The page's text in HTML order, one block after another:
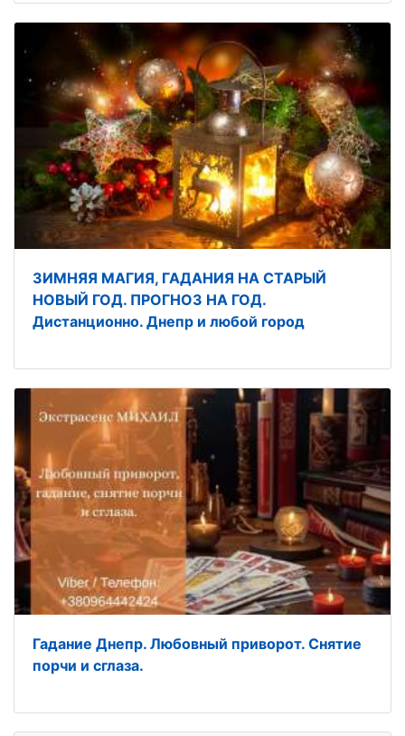
ЗИМНЯЯ МАГИЯ, ГАДАНИЯ НА СТАРЫЙ
НОВЫЙ ГОД. ПРОГНОЗ НА ГОД.
Дистанционно. Днепр и любой город
Гадание Днепр. Любовный приворот. Снятие
порчи и сглаза.